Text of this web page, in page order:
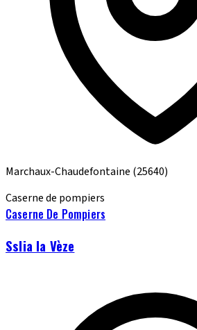
Marchaux-Chaudefontaine (25640)
Caserne de pompiers
Caserne De Pompiers
Sslia la Vèze